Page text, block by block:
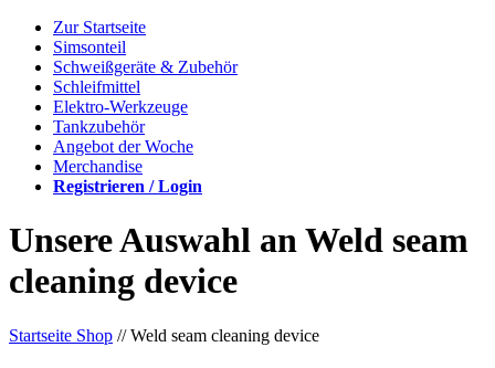
Zur Startseite
Simsonteil
Schweißgeräte & Zubehör
Schleifmittel
Elektro-Werkzeuge
Tankzubehör
Angebot der Woche
Merchandise
Registrieren / Login
Unsere Auswahl an Weld seam
cleaning device
Startseite Shop // Weld seam cleaning device